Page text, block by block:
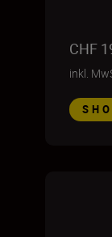
CHF
inkl.